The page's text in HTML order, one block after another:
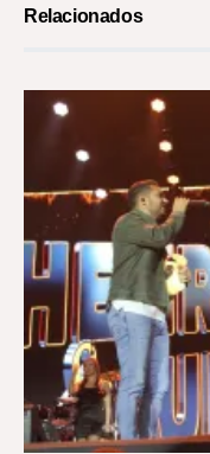
Relacionados